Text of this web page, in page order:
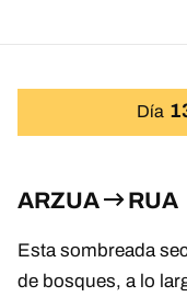
Día
ARZUA RUA
Esta sombreada
de bosques, a lo